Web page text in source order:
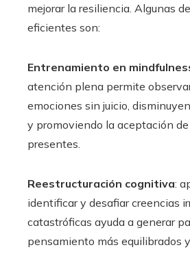
mejorar la resiliencia. Algunas
eficientes son:
Entrenamiento en
atención plena permite
emociones sin juicio,
y promoviendo la aceptación
presentes.
Reestructuración cognitiva:
identificar y desafiar creencias
catastróficas ayuda a generar
pensamiento más equilibrados